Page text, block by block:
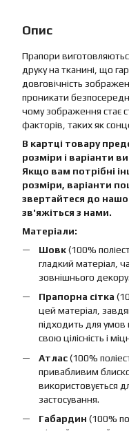
Опис
Прапори
друку на тканині, що
довговічність
проникати
чому зображення стає
факторів, таких як
В картці товару
розміри і варіанти
Якщо вам потрібні
розміри, варіанти
звертайтеся до
зв'яжіться з нами.
Матеріали:
Шовк(100%
гладкий матеріал,
зовнішнього декору.
Прапорна сітка
цей матеріал,
підходить для умов
свою цілісність і
Атлас(100%
привабливим
використовується
застосування.
Габардин (100%